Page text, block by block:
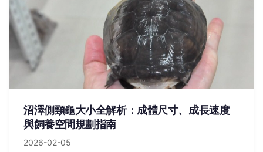
沼澤側頸龜大小全解析：成體尺寸、成長速度
與飼養空間規劃指南
2026-02-05